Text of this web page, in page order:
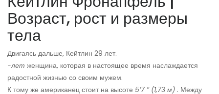
Возраст, рост и размеры
тела
Двигаясь дальше, Кейтлин 29 лет.
-лет женщина, которая в настоящее время наслаждается
радостной жизнью со своим мужем.
К тому же американец стоит на высоте 5’7 ″ (1,73 м) . Между